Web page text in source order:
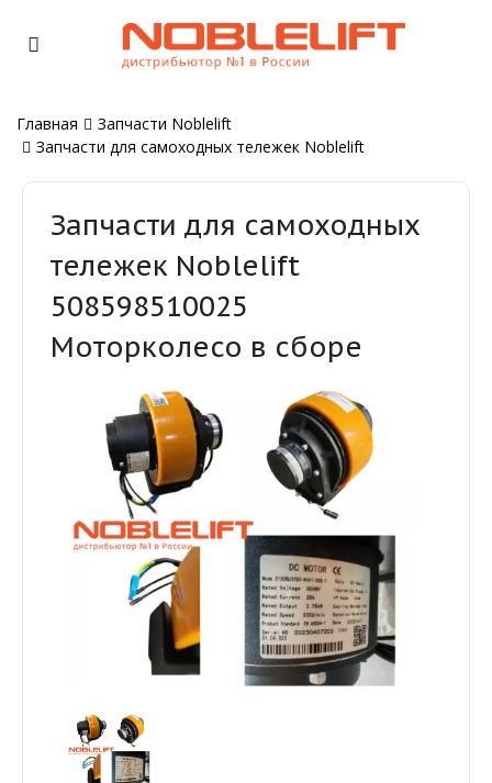
Главная
Запчасти Noblelift
Запчасти для самоходных тележек Noblelift
Запчасти для самоходных
тележек Noblelift
508598510025
Моторколесо в сборе